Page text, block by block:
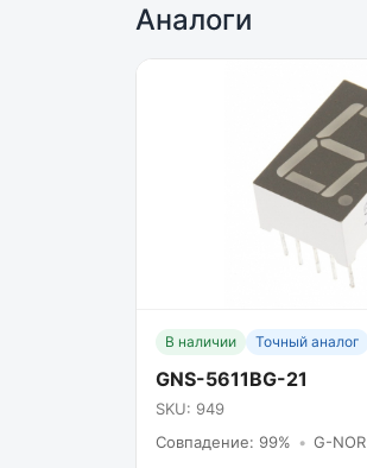
Аналоги
В наличии Точный аналог
GNS-5611BG-21
SKU: 949
Совпадение: 99% • G-NOR